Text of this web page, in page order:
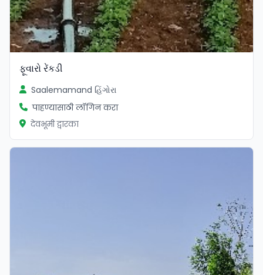
ફૂવારો રેંકડી
Saalemamand હિંગોરા
पाहण्यासाठी लॉगिन करा
देवभूमी द्वारका